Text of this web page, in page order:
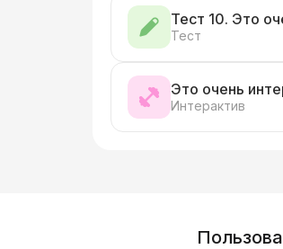
Тест 10. Это
Тест
Это очень
Интерактив